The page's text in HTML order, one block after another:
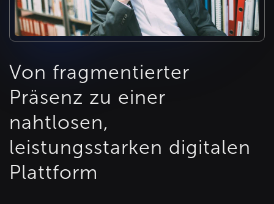
Von fragmentierter
Präsenz zu einer
nahtlosen,
leistungsstarken digitalen
Plattform